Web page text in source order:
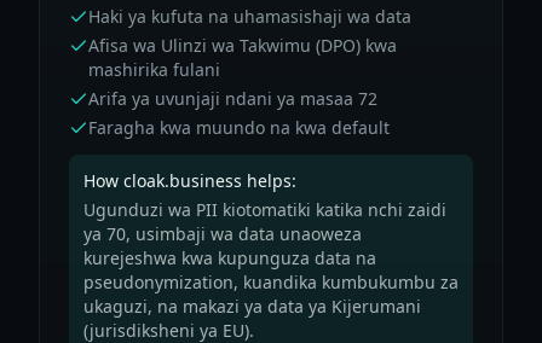
Haki ya kufuta na uhamasishaji wa data
Afisa wa Ulinzi wa Takwimu (DPO) kwa
mashirika fulani
Arifa ya uvunjaji ndani ya masaa 72
Faragha kwa muundo na kwa default
How cloak.business helps:
Ugunduzi wa PII kiotomatiki katika nchi zaidi
ya 70, usimbaji wa data unaoweza
kurejeshwa kwa kupunguza data na
pseudonymization, kuandika kumbukumbu za
ukaguzi, na makazi ya data ya Kijerumani
(jurisdiksheni ya EU).